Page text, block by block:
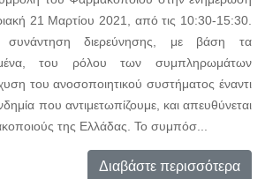
21 Μαρτίου 2021, από τις 10:30-15:30.
συνάντηση διερεύνησης, με βάση τα
του ρόλου των συμπληρωμάτων
του ανοσοποιητικού συστήματος έναντι
που αντιμετωπίζουμε, και απευθύνεται
της Ελλάδας. Το συμπόσ...
Διαβάστε περισσότερα